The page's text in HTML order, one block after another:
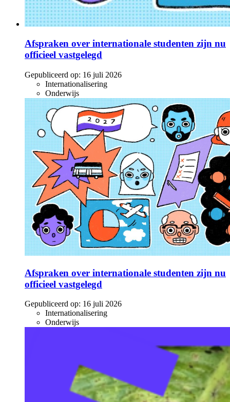
Afspraken over internationale studenten zijn nu
officieel vastgelegd
Gepubliceerd op: 16 juli 2026
Internationalisering
Onderwijs
Afspraken over internationale studenten zijn nu
officieel vastgelegd
Gepubliceerd op: 16 juli 2026
Internationalisering
Onderwijs